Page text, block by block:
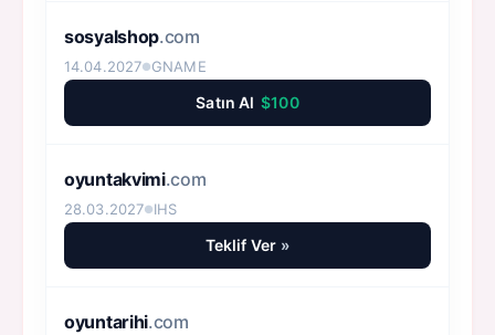
sosyalshop.com
14.04.2027●GNAME
Satın Al $100
oyuntakvimi.com
28.03.2027●IHS
Teklif Ver »
oyuntarihi.com